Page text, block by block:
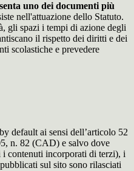
uno dei documenti più
nell'attuazione dello Statuto.
gli spazi i tempi di azione degli
il rispetto dei diritti e dei
scolastiche e prevedere
default ai sensi dell’articolo 52
n. 82 (CAD) e salvo dove
i contenuti incorporati di terzi), i
sul sito sono rilasciati